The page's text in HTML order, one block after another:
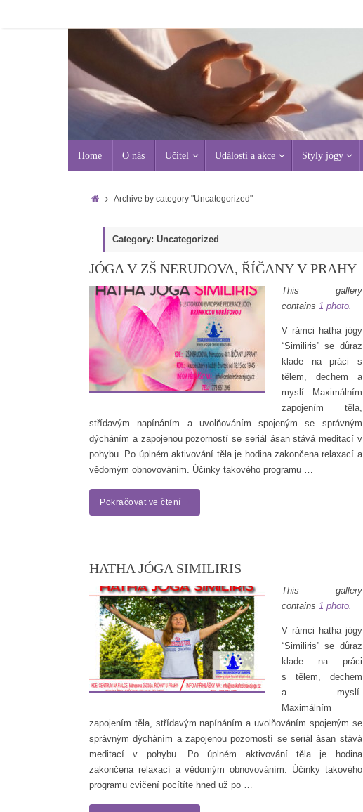
Home O nás Učitel Události a akce Styly jógy
Archive by category "Uncategorized"
Category: Uncategorized
JÓGA V ZŠ NERUDOVA, ŘÍČANY V PRAHY
This gallery
contains 1 photo.
V rámci hatha jógy
“Similiris” se důraz
klade na práci s
tělem, dechem a
myslí. Maximálním
zapojením těla,
střídavým napínáním a uvolňováním spojeným se správným
dýcháním a zapojenou pozorností se seriál ásan stává meditací v
pohybu. Po úplném aktivování těla je hodina zakončena relaxací a
vědomým obnovováním. Účinky takového programu …
Pokračovat ve čtení
HATHA JÓGA SIMILIRIS
This gallery
contains 1 photo.
V rámci hatha jógy
“Similiris” se důraz
klade na práci
s tělem, dechem
a myslí.
Maximálním
zapojením těla, střídavým napínáním a uvolňováním spojeným se
správným dýcháním a zapojenou pozorností se seriál ásan stává
meditací v pohybu. Po úplném aktivování těla je hodina
zakončena relaxací a vědomým obnovováním. Účinky takového
programu cvičení pocítíte hned už po …